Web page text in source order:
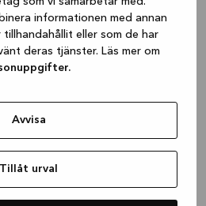
informationen med annan
eller som de har
deras tjänster. Läs mer om
Avvisa
Tillåt urval
(see the browser console for more
.